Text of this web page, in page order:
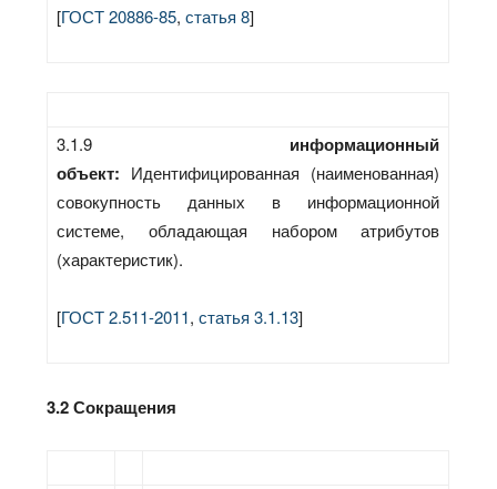
[ГОСТ 20886-85, статья 8]
3.1.9
информационный
объект: Идентифицированная (наименованная)
совокупность данных в информационной
системе, обладающая набором атрибутов
(характеристик).
[ГОСТ 2.511-2011, статья 3.1.13]
3.2 Сокращения